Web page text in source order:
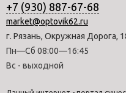
+7 (930) 887-67-68
market@optovik62.ru
г. Рязань, Окружная Дорога,
Пн—Сб 08:00—16:45
Вс - выходной